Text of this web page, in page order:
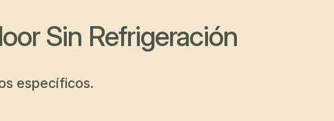
Sin Refrigeración
específicos.